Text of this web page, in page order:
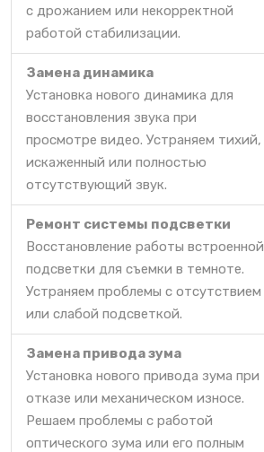
с дрожанием или некорректной
работой стабилизации.
Замена динамика
Установка нового динамика для
восстановления звука при
просмотре видео. Устраняем тихий,
искаженный или полностью
отсутствующий звук.
Ремонт системы подсветки
Восстановление работы встроенной
подсветки для съемки в темноте.
Устраняем проблемы с отсутствием
или слабой подсветкой.
Замена привода зума
Установка нового привода зума при
отказе или механическом износе.
Решаем проблемы с работой
оптического зума или его полным